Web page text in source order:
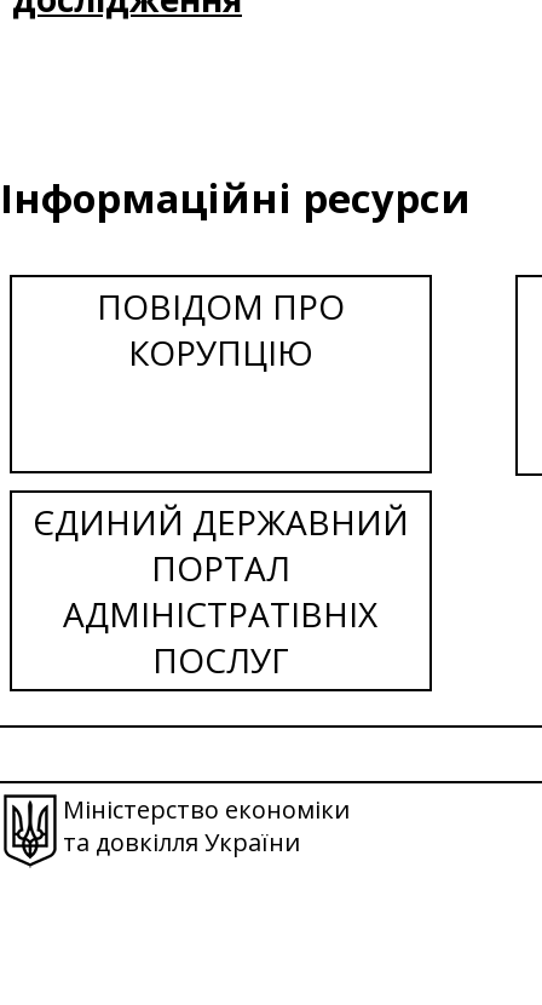
Інформаційні ресурси
ПОВІДОМ ПРО
КОРУПЦІЮ
ЄДИНИЙ ДЕРЖАВНИЙ
ПОРТАЛ
АДМІНІСТРАТІВНІХ
ПОСЛУГ
Міністерство економіки
та довкілля України